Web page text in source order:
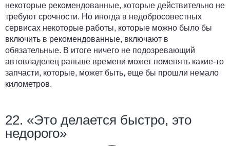
некоторые рекомендованные, которые действительно не
требуют срочности. Но иногда в недобросовестных
сервисах некоторые работы, которые можно было бы
включить в рекомендованные, включают в
обязательные. В итоге ничего не подозревающий
автовладелец раньше времени может поменять какие-то
запчасти, которые, может быть, еще бы прошли немало
километров.
22. «Это делается быстро, это
недорого»